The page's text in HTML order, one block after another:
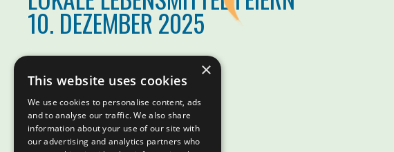
10. DEZEMBER 2025
×
This website uses cookies
We use cookies to personalise content, ads
and to analyse our traffic. We also share
information about your use of our site with
our advertising and analytics partners who